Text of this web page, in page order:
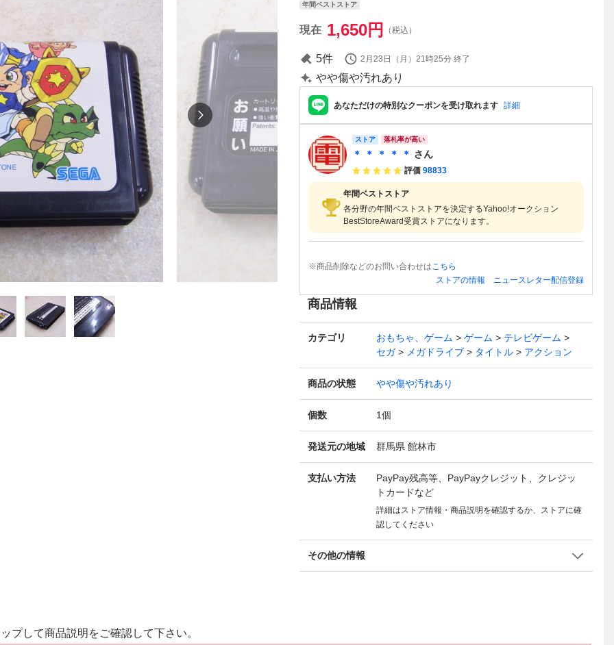
年間ベストストア
現在 1,650円 （税込）
5件 2月23日（月）21時25分 終了
やや傷や汚れあり
あなただけの特別なクーポンを受け取れます 詳細
ストア 落札率が高い
＊ ＊ ＊ ＊ ＊ さん
評価 98833
年間ベストストア
各分野の年間ベストストアを決定するYahoo!オークション
BestStoreAward受賞ストアになります。
※商品削除などのお問い合わせはこちら
ストアの情報
ニュースレター配信登録
商品情報
カテゴリ おもちゃ、ゲーム ゲーム
テレビゲーム
セガ
メガドライブ タイトル アクション
商品の状態 やや傷や汚れあり
個数 1個
発送元の地域 群馬県 館林市
支払い方法
PayPay残高等、PayPayクレジット、クレジッ
トカードなど
詳細はストア情報・商品説明を確認するか、ストアに確
認してください
その他の情報